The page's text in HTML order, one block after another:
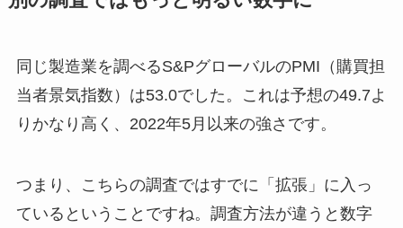
同じ製造業を調べるS&PグローバルのPMI（購買担
当者景気指数）は53.0でした。これは予想の49.7よ
りかなり高く、2022年5月以来の強さです。
つまり、こちらの調査ではすでに「拡張」に入っ
ているということですね。調査方法が違うと数字